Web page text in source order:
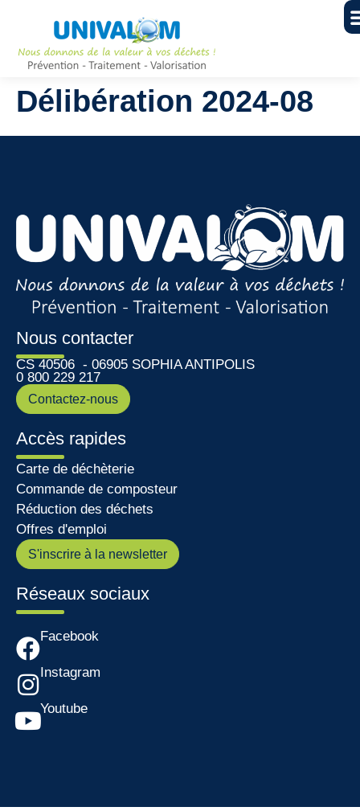
Délibération 2024-08
Nous contacter
CS 40506 - 06905 SOPHIA ANTIPOLIS
0 800 229 217
Contactez-nous
Accès rapides
Carte de déchèterie
Commande de composteur
Réduction des déchets
Offres d'emploi
S'inscrire à la newsletter
Réseaux sociaux
Facebook
Instagram
Youtube